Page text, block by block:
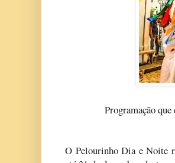
Programação
O Pelourinho Dia e Noite